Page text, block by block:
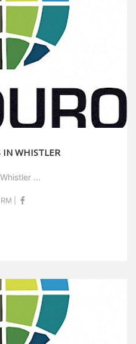
IN WHISTLER
...
|